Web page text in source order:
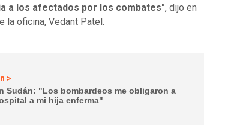
a los afectados por los combates", dijo en
la oficina, Vedant Patel.
>
Sudán: "Los bombardeos me obligaron a
a mi hija enferma"